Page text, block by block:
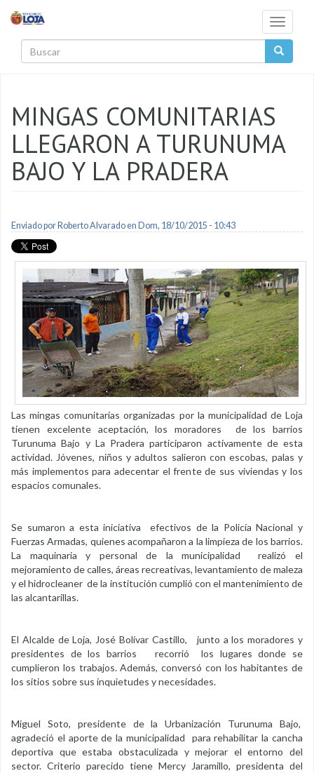
Toggle
MINGAS COMUNITARIAS
LLEGARON A TURUNUMA
BAJO Y LA PRADERA
Enviado por Roberto Alvaradoen Dom, 18/10/2015 - 10:43
Las mingas comunitarias organizadas por la municipalidad de Loja
tienen excelente aceptación, los moradores de los barrios
Turunuma Bajo y La Pradera participaron activamente de esta
actividad. Jóvenes, niños y adultos salieron con escobas, palas y
más implementos para adecentar el frente de sus viviendas y los
espacios comunales.
Se sumaron a esta iniciativa efectivos de la Policía Nacional y
Fuerzas Armadas, quienes acompañaron a la limpieza de los barrios.
La maquinaria y personal de la municipalidad realizó el
mejoramiento de calles, áreas recreativas, levantamiento de maleza
y el hidrocleaner de la institución cumplió con el mantenimiento de
las alcantarillas.
El Alcalde de Loja, José Bolívar Castillo, junto a los moradores y
presidentes de los barrios recorrió los lugares donde se
cumplieron los trabajos. Además, conversó con los habitantes de
los sitios sobre sus inquietudes y necesidades.
Miguel Soto, presidente de la Urbanización Turunuma Bajo,
agradeció el aporte de la municipalidad para rehabilitar la cancha
deportiva que estaba obstaculizada y mejorar el entorno del
sector. Criterio parecido tiene Mercy Jaramillo, presidenta del